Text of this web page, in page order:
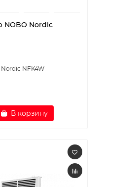
NOBO Nordic
Nordic NFK4W
В корзину